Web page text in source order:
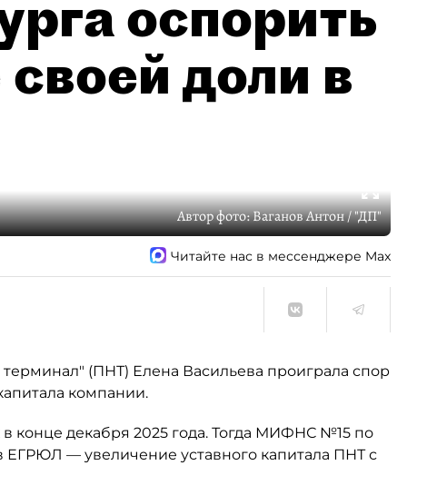
оспорить
доли в
Автор фото:Ваганов Антон / "ДП"
Читайте нас в мессенджере Max
(ПНТ) Елена Васильева проиграла спор
компании.
конце декабря 2025 года. Тогда МИФНС №15 по
ЕГРЮЛ — увеличение уставного капитала ПНТ с